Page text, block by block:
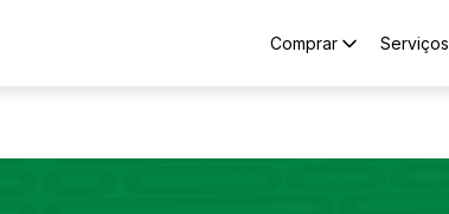
Comprar Serviços